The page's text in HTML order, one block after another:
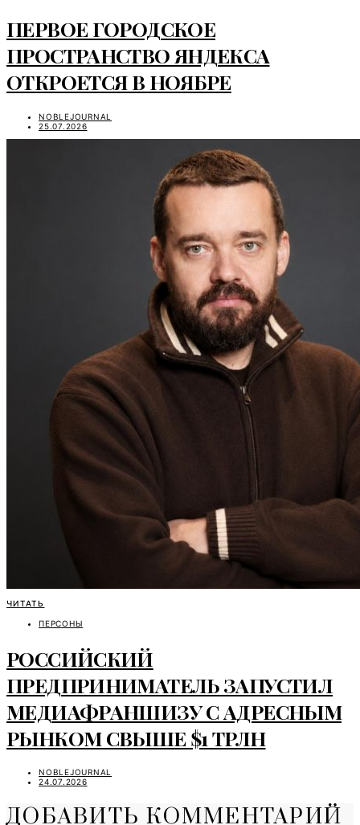
ПЕРВОЕ ГОРОДСКОЕ
ПРОСТРАНСТВО ЯНДЕКСА
ОТКРОЕТСЯ В НОЯБРЕ
NOBLEJOURNAL
25.07.2026
ЧИТАТЬ
ПЕРСОНЫ
РОССИЙСКИЙ
ПРЕДПРИНИМАТЕЛЬ ЗАПУСТИЛ
МЕДИАФРАНШИЗУ С АДРЕСНЫМ
РЫНКОМ СВЫШЕ $1 ТРЛН
NOBLEJOURNAL
24.07.2026
ДОБАВИТЬ КОММЕНТАРИЙ